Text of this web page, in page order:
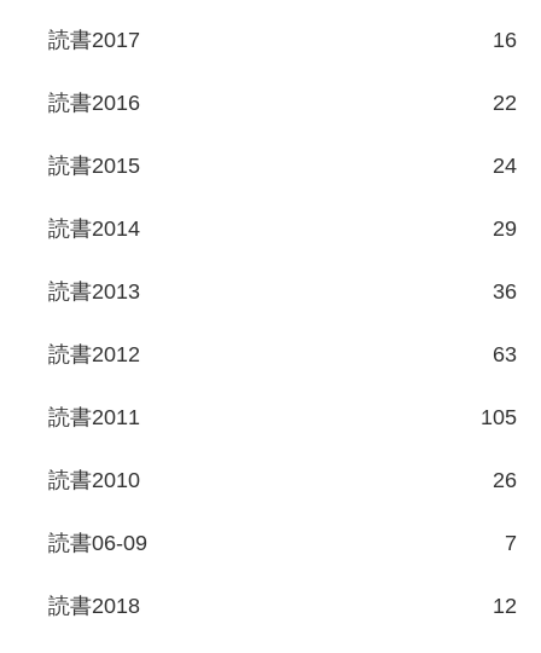
読書2017 16
読書2016 22
読書2015 24
読書2014 29
読書2013 36
読書2012 63
読書2011 105
読書2010 26
読書06-09 7
読書2018 12